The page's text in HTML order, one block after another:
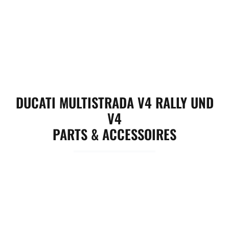
DUCATI MULTISTRADA V4 RALLY UND
V4
PARTS & ACCESSOIRES